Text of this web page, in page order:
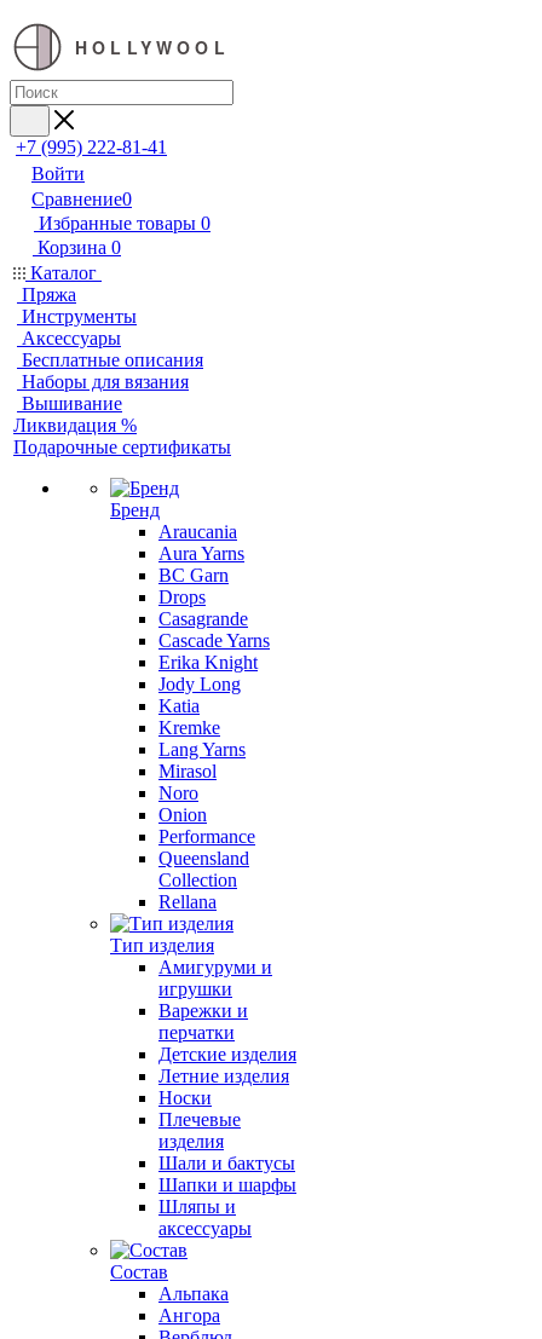
HOLLYWOOL
+7 (995) 222-81-41
Войти
Сравнение0
Избранные товары 0
Корзина 0
Каталог
Пряжа
Инструменты
Аксессуары
Бесплатные описания
Наборы для вязания
Вышивание
Ликвидация %
Подарочные сертификаты
Бренд
Araucania
Aura Yarns
BC Garn
Drops
Casagrande
Cascade Yarns
Erika Knight
Jody Long
Katia
Kremke
Lang Yarns
Mirasol
Noro
Onion
Performance
Queensland
Collection
Rellana
Тип изделия
Амигуруми и
игрушки
Варежки и
перчатки
Детские изделия
Летние изделия
Носки
Плечевые
изделия
Шали и бактусы
Шапки и шарфы
Шляпы и
аксессуары
Состав
Альпака
Ангора